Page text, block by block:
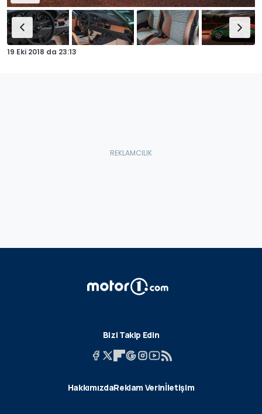
19 Eki 2018 da 23:13
Bizi Takip Edin
HakkımızdaReklam Verinİletişim